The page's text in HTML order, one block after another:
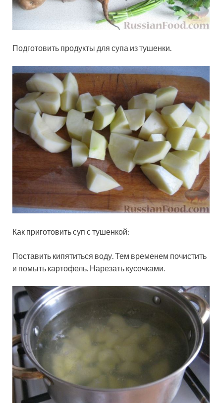
Подготовить продукты для супа из тушенки.
Как приготовить суп с тушенкой:
Поставить кипятиться воду. Тем временем почистить
и помыть картофель. Нарезать кусочками.